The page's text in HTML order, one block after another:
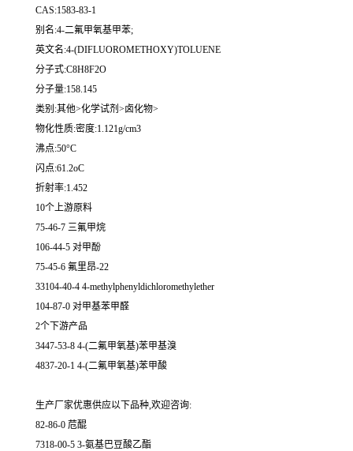
CAS:1583-83-1
别名:4-二氟甲氧基甲苯;
英文名:4-(DIFLUOROMETHOXY)TOLUENE
分子式:C8H8F2O
分子量:158.145
类别:其他>化学试剂>卤化物>
物化性质:密度:1.121g/cm3
沸点:50°C
闪点:61.2oC
折射率:1.452
10个上游原料
75-46-7 三氟甲烷
106-44-5 对甲酚
75-45-6 氟里昂-22
33104-40-4 4-methylphenyldichloromethylether
104-87-0 对甲基苯甲醛
2个下游产品
3447-53-8 4-(二氟甲氧基)苯甲基溴
4837-20-1 4-(二氟甲氧基)苯甲酸
生产厂家优惠供应以下品种,欢迎咨询:
82-86-0 苊醌
7318-00-5 3-氨基巴豆酸乙酯